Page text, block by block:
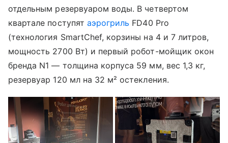
отдельным резервуаром воды. В четвертом
квартале поступят аэрогриль FD40 Pro
(технология SmartChef, корзины на 4 и 7 литров,
мощность 2700 Вт) и первый робот-мойщик окон
бренда N1 — толщина корпуса 59 мм, вес 1,3 кг,
резервуар 120 мл на 32 м² остекления.